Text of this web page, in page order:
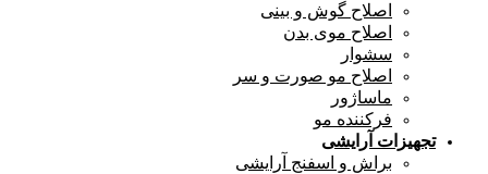
اصلاح گوش و بینی
اصلاح موی بدن
سشوار
اصلاح مو صورت و سر
ماساژور
فرکننده مو
تجهیزات آرایشی
براش و اسفنج آرایشی